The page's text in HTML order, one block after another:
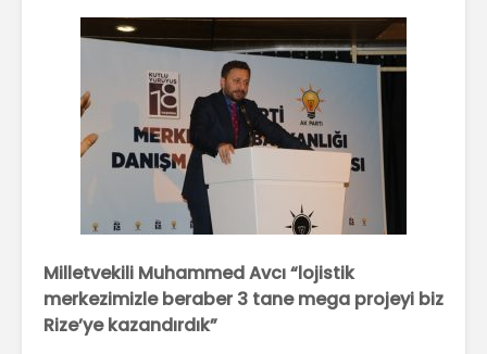
Milletvekili Muhammed Avcı “lojistik
merkezimizle beraber 3 tane mega projeyi biz
Rize’ye kazandırdık”